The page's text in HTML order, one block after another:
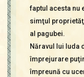
faptul acesta nu
simţul
al pagubei.
Năravul lui Iuda
împrejurare
împreună cu